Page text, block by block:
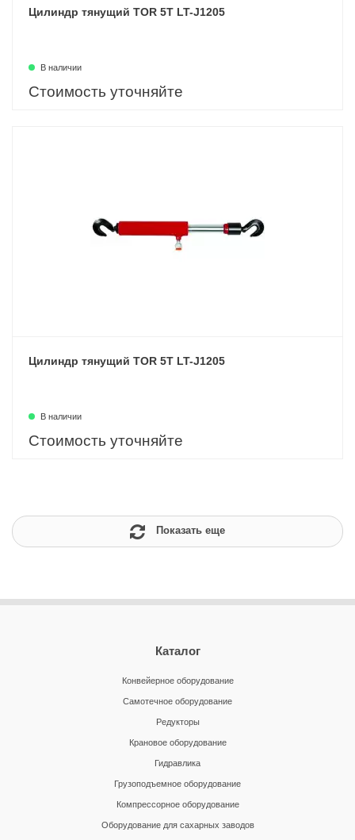
Цилиндр тянущий TOR 5T LT-J1205
В наличии
Стоимость уточняйте
Цилиндр тянущий TOR 5T LT-J1205
В наличии
Стоимость уточняйте
Показать еще
Каталог
Конвейерное оборудование
Самотечное оборудование
Редукторы
Крановое оборудование
Гидравлика
Грузоподъемное оборудование
Компрессорное оборудование
Оборудование для сахарных заводов